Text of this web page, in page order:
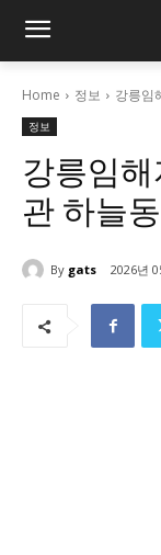
Home 정보 강릉임
정보
강릉임
관 하늘
By gats 2026년